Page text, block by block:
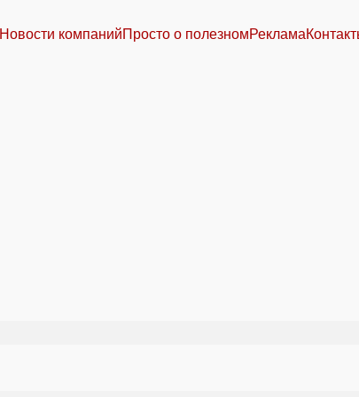
Новости компанийПросто о полезномРеклама